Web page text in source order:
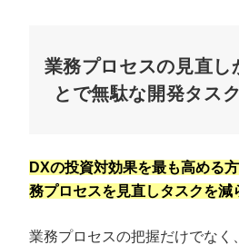
業務プロセスの見直し
とで無駄な開発タス
DXの投資対効果を最も高める
務プロセスを見直しタスクを減
業務プロセスの把握だけでなく